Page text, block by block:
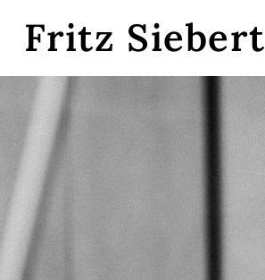
Fritz Siebert